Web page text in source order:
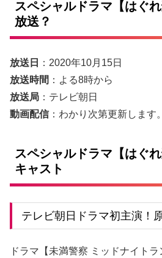
スペシャルドラマ【はぐ
放送？
放送日
：2020年10月15日
放送時間 ：よる8時から
放送局 ：テレビ朝日
動画配信：わかり次第更新します。
スペシャルドラマ【はぐ
キャスト
テレビ朝日ドラマ初主演！
ドラマ【未満警察 ミッドナイト